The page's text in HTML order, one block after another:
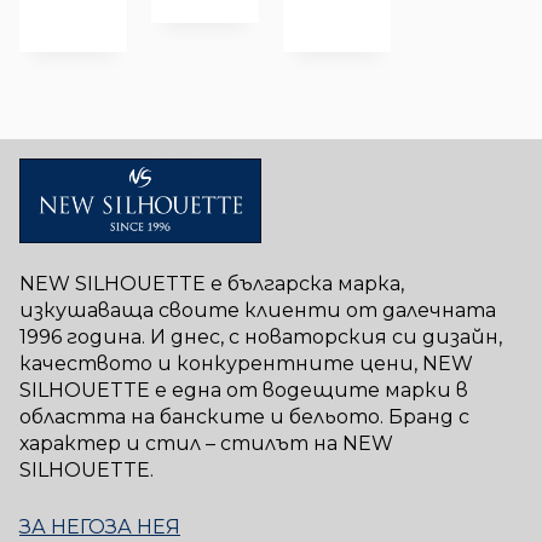
NEW SILHOUETTE е българска марка,
изкушаваща своите клиенти от далечната
1996 година. И днес, с новаторския си дизайн,
качеството и конкурентните цени, NEW
SILHOUETTE е една от водещите марки в
областта на банските и бельото. Бранд с
характер и стил – стилът на NEW
SILHOUETTE.
ЗА НЕГОЗА НЕЯ